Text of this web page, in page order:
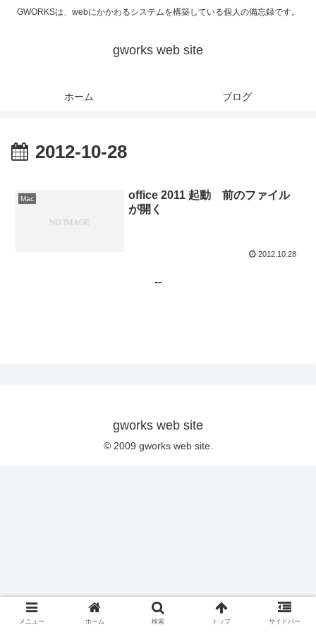
GWORKSは、webにかかわるシステムを構築している個人の備忘録です。
gworks web site
ホーム ブログ
2012-10-28
Mac
office 2011 起動 前のファイル
が開く
2012.10.28
--
gworks web site
© 2009 gworks web site.
メニュー ホーム 検索 トップ サイドバー